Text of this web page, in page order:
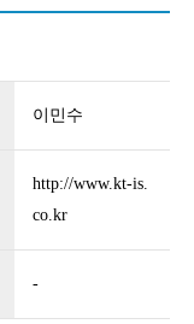
이민수
http://www.kt-is.
co.kr
-